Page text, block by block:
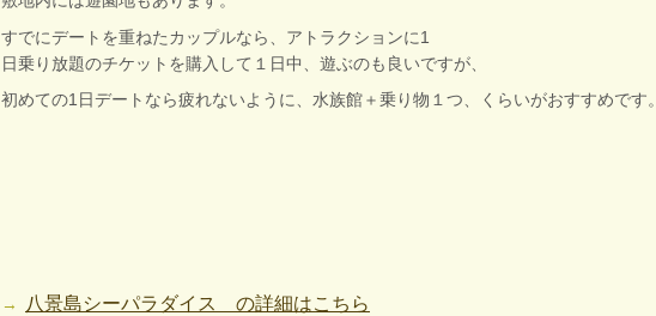
すでにデートを重ねたカップルなら、アトラクションに1
日乗り放題のチケットを購入して１日中、遊ぶのも良いですが、
初めての1日デートなら疲れないように、水族館＋乗り物１つ、くらいがおすすめです。
八景島シーパラダイス の詳細はこちら